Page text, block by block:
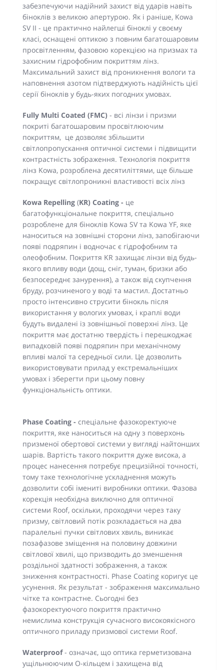
забезпечуючи надійний захист від ударів навіть
біноклів з великою апертурою. Як і раніше, Kowa
SV II - це практично найлегші біноклі у своєму
класі, оснащені оптикою з повним багатошаровим
просвітленням, фазовою корекцією на призмах та
захисним гідрофобним покриттям лінз.
Максимальний захист від проникнення вологи та
наповнення азотом підтверджують надійність цієї
серії біноклів у будь-яких погодних умовах.
Fully Multi Coated (FMC) - всі лінзи і призми
покриті багатошаровим просвітлюючим
покриттям, це дозволяє збільшити
світлопропускання оптичної системи і підвищити
контрастність зображення. Технологія покриття
лінз Kowa, розроблена десятиліттями, ще більше
покращує світлопроникні властивості всіх лінз
Kowa Repelling (KR) Coating - це
багатофункціональне покриття, спеціально
розроблене для біноклів Kowa SV та Kowa YF, яке
наноситься на зовнішні сторони лінз, запобігаючи
появі подряпин і водночас є гідрофобним та
олеофобним. Покриття KR захищає лінзи від будь-
якого впливу води (дощ, сніг, туман, бризки або
безпосереднє занурення), а також від скупчення
бруду, розчиненого у воді та мастил. Достатньо
просто інтенсивно струсити бінокль після
використання у вологих умовах, і краплі води
будуть видалені із зовнішньої поверхні лінз. Це
покриття має достатню твердість і перешкоджає
випадковій появі подряпин при механічному
впливі малої та середньої сили. Це дозволить
використовувати прилад у екстремальніших
умовах і зберегти при цьому повну
функціональність оптики.
Phase Coating - спеціальне фазокоректуюче
покриття, яке наноситься на одну з поверхонь
призменої обертової системи у вигляді найтонших
шарів. Вартість такого покриття дуже висока, а
процес нанесення потребує прецизійної точності,
тому таке технологічне ускладнення можуть
дозволити собі імениті виробники оптики. Фазова
корекція необхідна виключно для оптичної
системи Roof, оскільки, проходячи через таку
призму, світловий потік розкладається на два
паралельні пучки світлових хвиль, виникає
позафазове зміщення на половину довжини
світлової хвилі, що призводить до зменшення
роздільної здатності зображення, а також
зниження контрастності. Phase Coating коригує це
усунення. Як результат - зображення максимально
чітке та контрастне. Сьогодні без
фазокоректуючого покриття практично
немислима конструкція сучасного високоякісного
оптичного приладу призмової системи Roof.
Waterproof- означає, що оптика герметизована
ущільнюючим О-кільцем і захищена від